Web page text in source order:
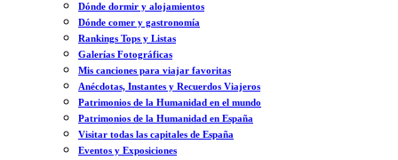
Dónde dormir y alojamientos
Dónde comer y gastronomía
Rankings Tops y Listas
Galerías Fotográficas
Mis canciones para viajar favoritas
Anécdotas, Instantes y Recuerdos Viajeros
Patrimonios de la Humanidad en el mundo
Patrimonios de la Humanidad en España
Visitar todas las capitales de España
Eventos y Exposiciones